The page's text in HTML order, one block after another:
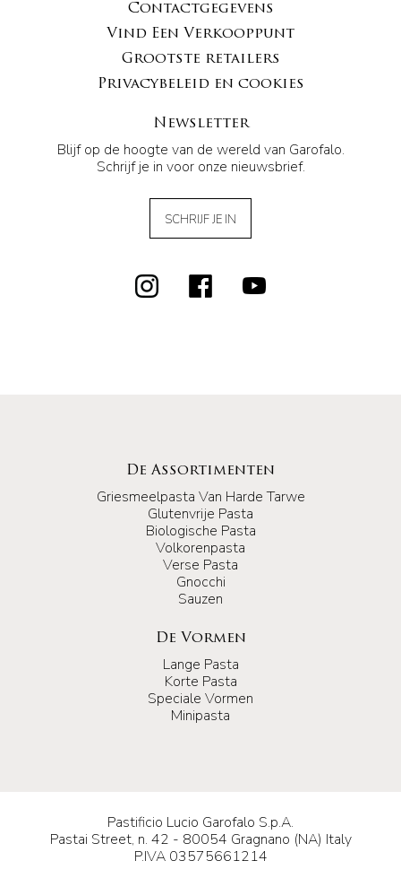
Contactgegevens
Vind Een Verkooppunt
Grootste retailers
Privacybeleid en cookies
Newsletter
Blijf op de hoogte van de wereld van Garofalo.
Schrijf je in voor onze nieuwsbrief.
SCHRIJF JE IN
De Assortimenten
Griesmeelpasta Van Harde Tarwe
Glutenvrije Pasta
Biologische Pasta
Volkorenpasta
Verse Pasta
Gnocchi
Sauzen
De Vormen
Lange Pasta
Korte Pasta
Speciale Vormen
Minipasta
Pastificio Lucio Garofalo S.p.A.
Pastai Street, n. 42 - 80054 Gragnano (NA) Italy
P.IVA 03575661214